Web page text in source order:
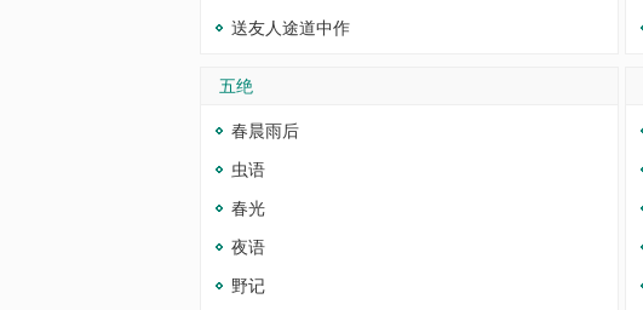
送友人途道中作
五绝
春晨雨后
虫语
春光
夜语
野记